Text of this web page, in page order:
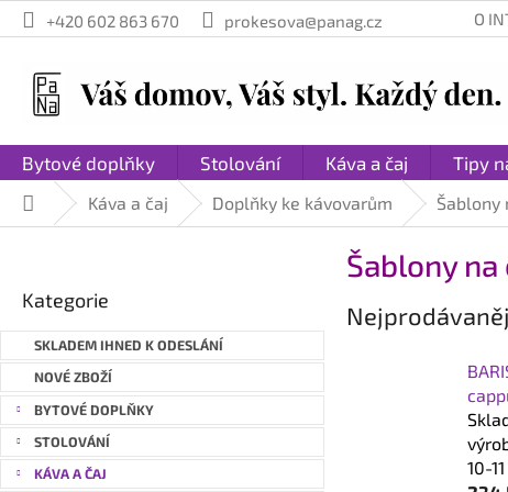
Přejít
na
+420 602 863 670 prokesova@panag.cz O
Bytové doplňky Stolování Káva a čaj Tipy
DomůKáva a čaj Doplňky ke kávovarům Šablony
a
n
n
í
kategorie
Kategorie
SKLADEM IHNED K ODESLÁNÍ
NOVÉ ZBOŽÍ
BYTOVÉ DOPLŇKY
STOLOVÁNÍ
KÁVA A ČAJ
Šablony
10-